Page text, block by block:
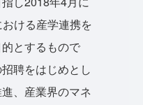
ける産学連携を
とするもので
聘をはじめとし
、産業界のマネ